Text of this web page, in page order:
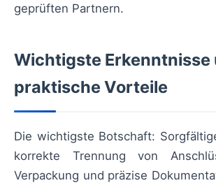
geprüften Partnern.
Wichtigste Erkenntnisse
praktische Vorteile
Die wichtigste Botschaft:
korrekte Trennung von
Verpackung und präzise